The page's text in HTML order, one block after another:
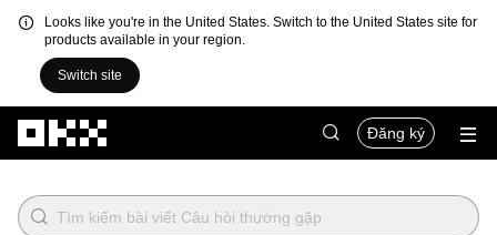
Looks like you're in the United States. Switch to the United States site for
products available in your region.
Switch site
Đăng ký